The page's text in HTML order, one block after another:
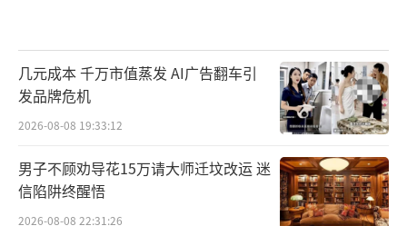
几元成本 千万市值蒸发 AI广告翻车引
发品牌危机
2026-08-08 19:33:12
男子不顾劝导花15万请大师迁坟改运 迷
信陷阱终醒悟
2026-08-08 22:31:26